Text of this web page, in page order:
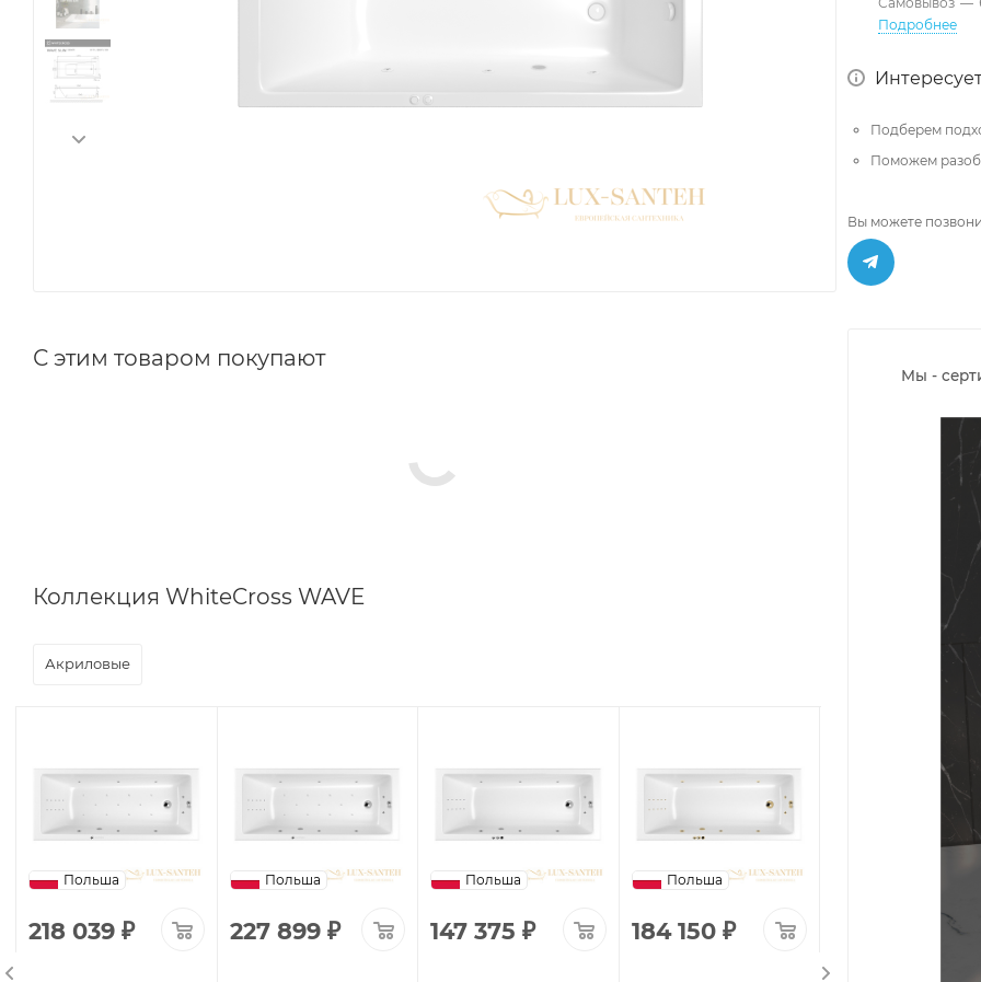
С этим товаром покупают
Коллекция WhiteCross WAVE
Акриловые
Польша
218 039 ₽
Польша
227 899₽
Польша
147 375 ₽
Польша
184 150₽
Подробнее
Подберем
Поможем
Вы можете
Мы -